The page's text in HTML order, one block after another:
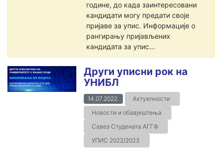
године, до када заинтересовани
кандидати могу предати своје
пријаве за упис. Информације о
рангирању пријављених
кандидата за упис...
Други уписни рок на
УНИБЛ
14.07.2022.
Актуелности
Новости и обавјештења
Савез Студената АГГФ
УПИС 2022/2023